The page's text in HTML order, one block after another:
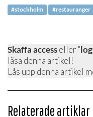
#stockholm #restauranger
Skaffa accesseller "
läsa denna artikel!
Lås upp denna artikel
Relaterade artiklar